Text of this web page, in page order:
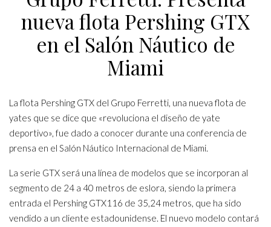
nueva flota Pershing GTX
en el Salón Náutico de
Miami
La flota Pershing GTX del Grupo Ferretti, una nueva flota de
yates que se dice que «revoluciona el diseño de yate
deportivo», fue dado a conocer durante una conferencia de
prensa en el Salón Náutico Internacional de Miami.
La serie GTX será una línea de modelos que se incorporan al
segmento de 24 a 40 metros de eslora, siendo la primera
entrada el Pershing GTX116 de 35,24 metros, que ha sido
vendido a un cliente estadounidense. El nuevo modelo contará